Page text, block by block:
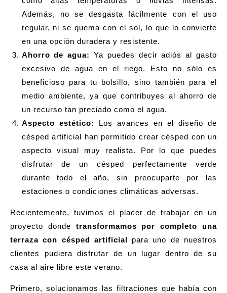
Además, no se desgasta fácilmente con el uso
regular, ni se quema con el sol, lo que lo convierte
en una opción duradera y resistente.
Ahorro de agua: Ya puedes decir adiós al gasto
excesivo de agua en el riego. Esto no sólo es
beneficioso para tu bolsillo, sino también para el
medio ambiente, ya que contribuyes al ahorro de
un recurso tan preciado como el agua.
Aspecto estético: Los avances en el diseño de
césped artificial han permitido crear césped con un
aspecto visual muy realista. Por lo que puedes
disfrutar de un césped perfectamente verde
durante todo el año, sin preocuparte por las
estaciones o condiciones climáticas adversas.
Recientemente, tuvimos el placer de trabajar en un
proyecto donde transformamos por completo una
terraza con césped artificial para uno de nuestros
clientes pudiera disfrutar de un lugar dentro de su
casa al aire libre este verano.
Primero, solucionamos las filtraciones que había con